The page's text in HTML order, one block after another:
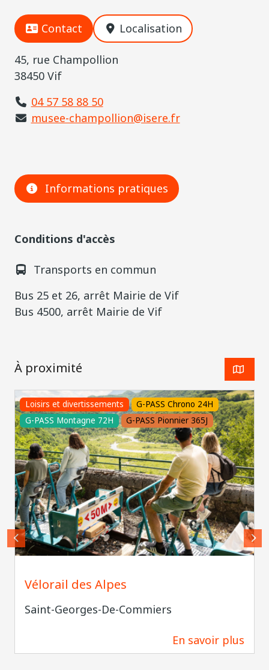
Contact Localisation
45, rue Champollion
38450 Vif
04 57 58 88 50
musee-champollion@isere.fr
Informations pratiques
Conditions d'accès
Transports en commun
Bus 25 et 26, arrêt Mairie de Vif
Bus 4500, arrêt Mairie de Vif
À proximité
Loisirs et divertissements
G-PASS Chrono 24H
G-PASS Montagne 72H
G-PASS Pionnier 365J
Vélorail des Alpes
Saint-Georges-De-Commiers
En savoir plus